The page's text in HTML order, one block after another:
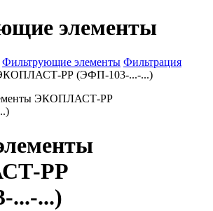
элементы
Фильтрующие элементы Фильтрация
ЭКОПЛАСТ-РР (ЭФП-103-...-...)
РР
...-...)